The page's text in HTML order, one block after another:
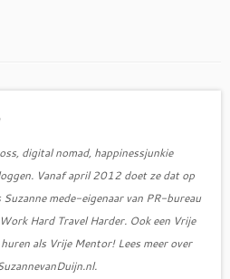
digital nomad, happinessjunkie
Vanaf april 2012 doet ze dat op
mede-eigenaar van PR-bureau
Hard Travel Harder. Ook een Vrije
als Vrije Mentor! Lees meer over